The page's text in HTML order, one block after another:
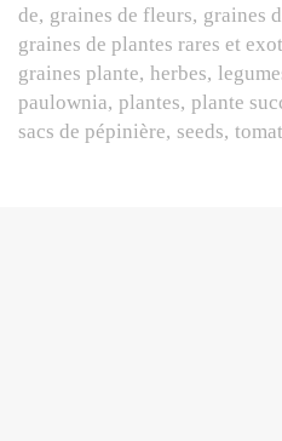
de graines de fleurs graines
graines de plantes rares et
graines plante herbes
paulownia plantes plante
sacs de pépinière seeds